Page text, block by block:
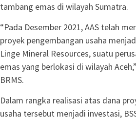
tambang emas di wilayah Sumatra.
“Pada Desember 2021, AAS telah
proyek pengembangan usaha
Linge Mineral Resources, suatu
emas yang berlokasi di wilayah
BRMS.
Dalam rangka realisasi atas dana
usaha tersebut menjadi investasi,